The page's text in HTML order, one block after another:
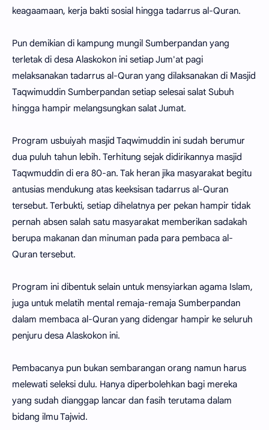
keagaamaan, kerja bakti sosial hingga tadarrus al-Quran.
Pun demikian di kampung mungil Sumberpandan yang
terletak di desa Alaskokon ini setiap Jum'at pagi
melaksanakan tadarrus al-Quran yang dilaksanakan di Masjid
Taqwimuddin Sumberpandan setiap selesai salat Subuh
hingga hampir melangsungkan salat Jumat.
Program usbuiyah masjid Taqwimuddin ini sudah berumur
dua puluh tahun lebih. Terhitung sejak didirikannya masjid
Taqwmuddin di era 80-an. Tak heran jika masyarakat begitu
antusias mendukung atas keeksisan tadarrus al-Quran
tersebut. Terbukti, setiap dihelatnya per pekan hampir tidak
pernah absen salah satu masyarakat memberikan sadakah
berupa makanan dan minuman pada para pembaca al-
Quran tersebut.
Program ini dibentuk selain untuk mensyiarkan agama Islam,
juga untuk melatih mental remaja-remaja Sumberpandan
dalam membaca al-Quran yang didengar hampir ke seluruh
penjuru desa Alaskokon ini.
Pembacanya pun bukan sembarangan orang namun harus
melewati seleksi dulu. Hanya diperbolehkan bagi mereka
yang sudah dianggap lancar dan fasih terutama dalam
bidang ilmu Tajwid.